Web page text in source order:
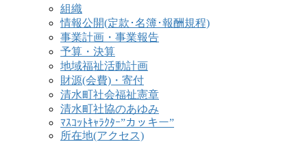
組織
情報公開(定款･名簿･報酬規程)
事業計画・事業報告
予算・決算
地域福祉活動計画
財源(会費)・寄付
清水町社会福祉憲章
清水町社協のあゆみ
ﾏｽｺｯﾄｷｬﾗｸﾀｰ”カッキー”
所在地(アクセス)